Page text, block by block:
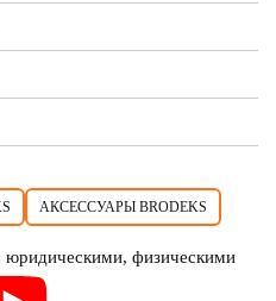
АКСЕССУАРЫ BRODEKS
физическими